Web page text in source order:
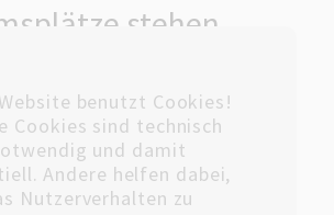
stehen
zur
benutzt Cookies!
Cookies sind technisch
und damit
Andere helfen dabei,
Nutzerverhalten zu